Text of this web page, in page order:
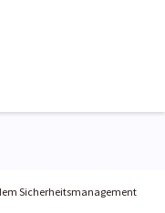
Sicherheitsmanagement